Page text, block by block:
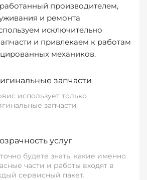
производителем,
и ремонта
исключительно
и привлекаем к работам
механиков.
запчасти
использует только
запчасти
услуг
будете знать, какие именно
части и работы входят в
сервисный пакет.